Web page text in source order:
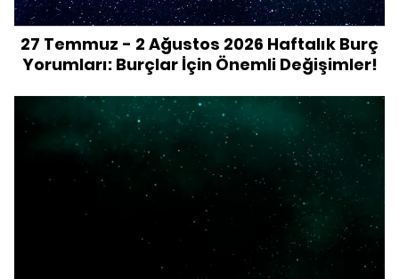
27 Temmuz - 2 Ağustos 2026 Haftalık Burç
Yorumları: Burçlar İçin Önemli Değişimler!